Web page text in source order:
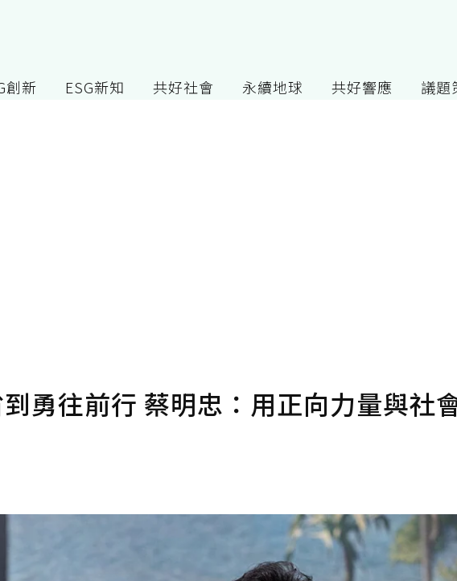
創新 ESG新知 共好社會 永續地球 共好響應 議題
勇往前行 蔡明忠：用正向力量與社